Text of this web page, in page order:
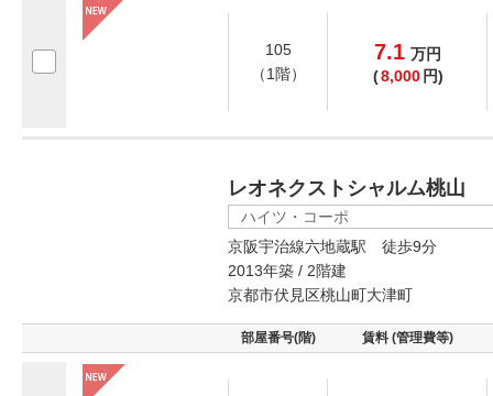
105
（1階）
7.1 万円
(8,000 円)
レオネクストシャルム桃山
ハイツ・コーポ
京阪宇治線六地蔵駅 徒歩9分
2013年築 / 2階建
京都市伏見区桃山町大津町
部屋番号(階) 賃料 (管理費等)